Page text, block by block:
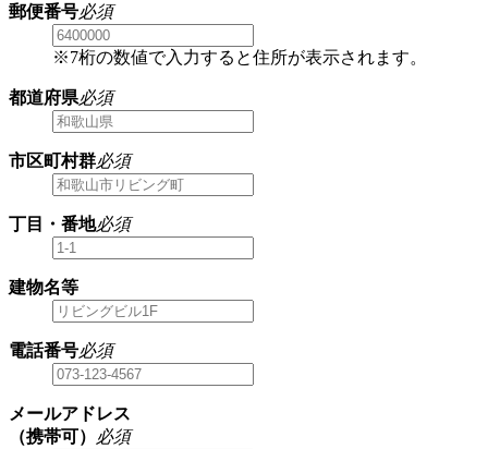
郵便番号必須
※7桁の数値で入力すると住所が表示されます。
都道府県必須
市区町村群必須
丁目・番地必須
建物名等
電話番号必須
メールアドレス
（携帯可）
必須